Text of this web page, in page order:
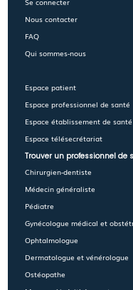
Nous contacter
FAQ
Qui sommes-nous
Espace patient
Espace professionnel de santé
Espace établissement de santé
Espace télésecrétariat
Trouver un professionnel de
Chirurgien-dentiste
Médecin généraliste
Pédiatre
Gynécologue médical et
Ophtalmologue
Dermatologue et vénérologue
Ostéopathe